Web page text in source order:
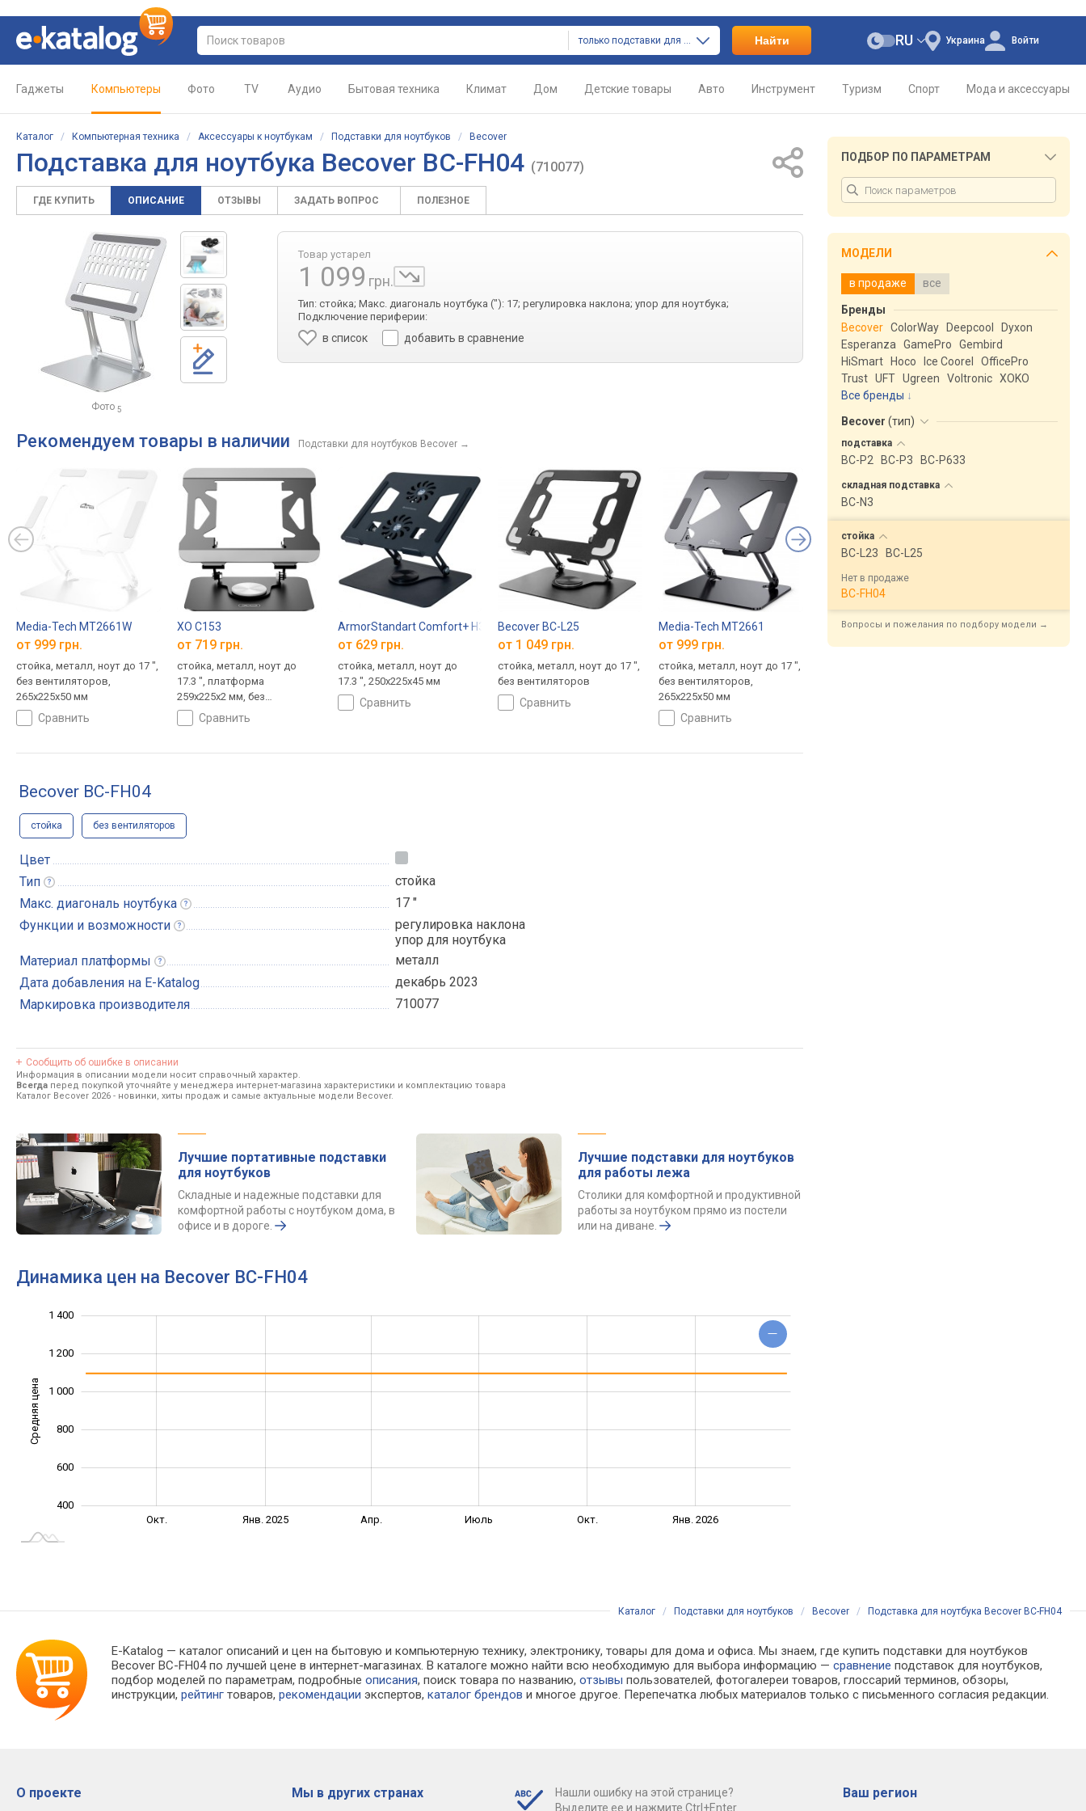
только подставки для ноутбуков Найти Украина
RU Войти
Гаджеты Компьютеры Фото TV Аудио Бытовая техника Климат Дом Детские товары Авто Инструмент Туризм Спорт Мода и аксессуары
Каталог / Компьютерная техника / Аксессуары к ноутбукам / Подставки для ноутбуков / Becover
Подставка для ноутбука Becover BC-FH04 (710077)
ГДЕ КУПИТЬ ОПИСАНИЕ ОТЗЫВЫ ЗАДАТЬ ВОПРОС ПОЛЕЗНОЕ
Фото 5
Товар устарел
1 099 грн.
Тип: стойка; Макс. диагональ ноутбука ("): 17; регулировка наклона; упор для ноутбука;
Подключение периферии:
в список добавить в сравнение
Рекомендуем товары в наличии Подставки для ноутбуков Becover →
Media-Tech MT2661W
от 999 грн.
стойка, металл, ноут до 17 ",
без вентиляторов,
265x225x50 мм
сравнить
XO C153
от 719 грн.
стойка, металл, ноут до
17.3 ", платформа
259х225х2 мм, без
вентиляторов
сравнить
ArmorStandart Comfort+ H31 Aluminum Graphite
от 629 грн.
стойка, металл, ноут до
17.3 ", 250х225х45 мм
сравнить
Becover BC-L25
от 1 049 грн.
стойка, металл, ноут до 17 ",
без вентиляторов
сравнить
Media-Tech MT2661
от 999 грн.
стойка, металл, ноут до 17 ",
без вентиляторов,
265x225x50 мм
сравнить
RTAKO RS-CP75A
от 1 198 грн.
Ugreen LP966
от 1 049 грн.
Becover BC-FH04
стойка без вентиляторов
Цвет
Тип
стойка
Макс. диагональ ноутбука
17 "
Функции и возможности
регулировка наклона
упор для ноутбука
Материал платформы
металл
Дата добавления на E-Katalog
декабрь 2023
Маркировка производителя
710077
Сообщить об ошибке в описании
Информация в описании модели носит справочный характер.
Всегда перед покупкой уточняйте у менеджера интернет-магазина характеристики и комплектацию товара
Каталог Becover 2026 - новинки, хиты продаж и самые актуальные модели Becover.
Лучшие портативные подставки
для ноутбуков
Складные и надежные подставки для
комфортной работы с ноутбуком дома, в
офисе и в дороге.
Лучшие подставки для ноутбуков
для работы лежа
Столики для комфортной и продуктивной
работы за ноутбуком прямо из постели
или на диване.
Динамика цен на Becover BC-FH04
Средняя цена
600
800
1 000
1 400
1 200
400
Окт. Янв. 2025 Апр. Июль Окт. Янв. 2026
ПОДБОР ПО ПАРАМЕТРАМ
МОДЕЛИ
в продаже все
Бренды
Becover ColorWay Deepcool
Dyxon
Esperanza
GamePro
Gembird
HiSmart
Hoco Ice Coorel
OfficePro
Trust UFT Ugreen Voltronic XOKO
Все бренды
Becover (тип)
подставка
BC-P2 BC-P3 BC-P633
складная подставка
BC-N3
стойка
BC-L23 BC-L25
Нет в продаже
BC-FH04
Вопросы и пожелания по подбору модели →
Каталог / Подставки для ноутбуков / Becover / Подставка для ноутбука Becover BC-FH04
E-Katalog — каталог описаний и цен на бытовую и компьютерную технику, электронику, товары для дома и офиса. Мы знаем, где купить подставки для ноутбуков
Becover BC-FH04 по лучшей цене в интернет-магазинах. В каталоге можно найти всю необходимую для выбора информацию —сравнение подставок для ноутбуков,
подбор моделей по параметрам, подробныеописания, поиск товара по названию,отзывы пользователей, фотогалереи товаров, глоссарий терминов, обзоры,
инструкции,рейтинг товаров,рекомендации экспертов,каталог брендов и многое другое. Перепечатка любых материалов только с письменного согласия редакции.
О проекте Мы в других странах
Нашли ошибку на этой странице?
Выделите ее и нажмите Ctrl+Enter.
Ваш регион